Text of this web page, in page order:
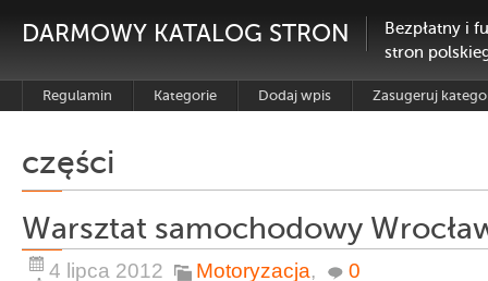
DARMOWY KATALOG STRON
Bezpłatny i
stron
Regulamin Kategorie Dodaj wpis Zasugeruj
części
Warsztat samochodowy
4 lipca 2012 Motoryzacja,
0